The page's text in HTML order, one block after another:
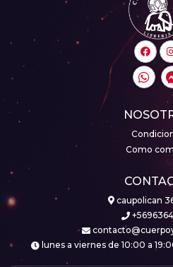
Como
caupolican
lunes a viernes de 10:00 a